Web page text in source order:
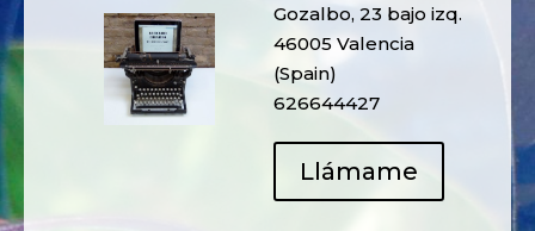
Gozalbo, 23 bajo izq.
46005 Valencia
(Spain)
626644427
Llámame